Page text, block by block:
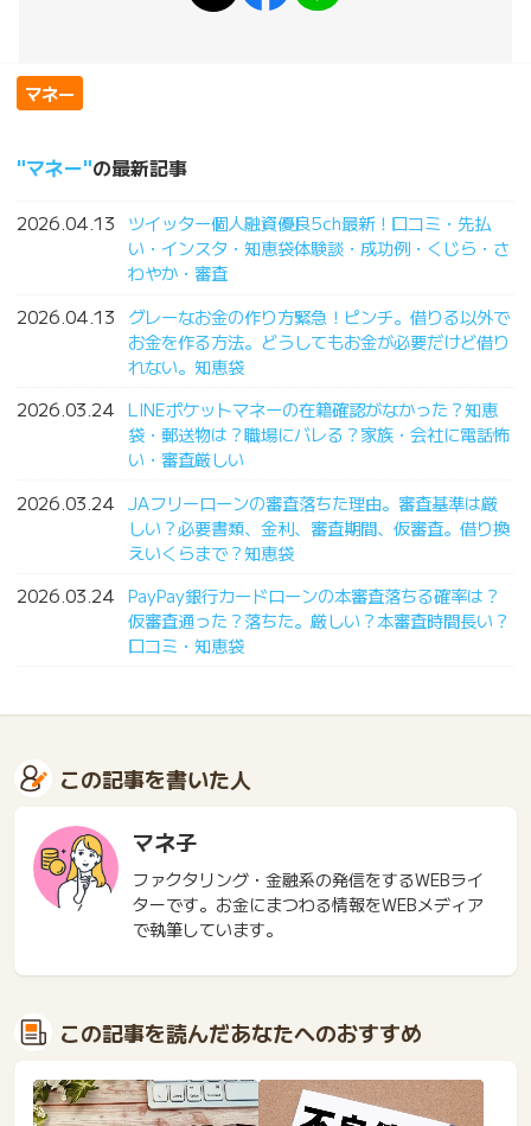
マネー
マネー の最新記事
2026.04.13
ツイッター個人融資優良5ch最新！口コミ・先払
い・インスタ・知恵袋体験談・成功例・くじら・さ
わやか・審査
2026.04.13
グレーなお金の作り方緊急！ピンチ。借りる以外で
お金を作る方法。どうしてもお金が必要だけど借り
れない。知恵袋
2026.03.24 LINEポケットマネーの在籍確認がなかった？知恵
袋・郵送物は？職場にバレる？家族・会社に電話怖
い・審査厳しい
2026.03.24 JAフリーローンの審査落ちた理由。審査基準は厳
しい？必要書類、金利、審査期間、仮審査。借り換
えいくらまで？知恵袋
2026.03.24 PayPay銀行カードローンの本審査落ちる確率は？
仮審査通った？落ちた。厳しい？本審査時間長い？
口コミ・知恵袋
この記事を書いた人
マネ子
ファクタリング・金融系の発信をするWEBライ
ターです。お金にまつわる情報をWEBメディア
で執筆しています。
この記事を読んだあなたへのおすすめ